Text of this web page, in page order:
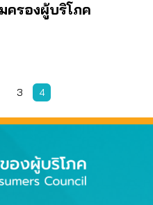
ครองผู้บริโภค
3 4